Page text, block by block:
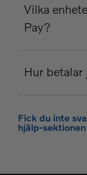
Vilka
Pay?
Hur betalar
Fick du inte
hjälp-sektionen